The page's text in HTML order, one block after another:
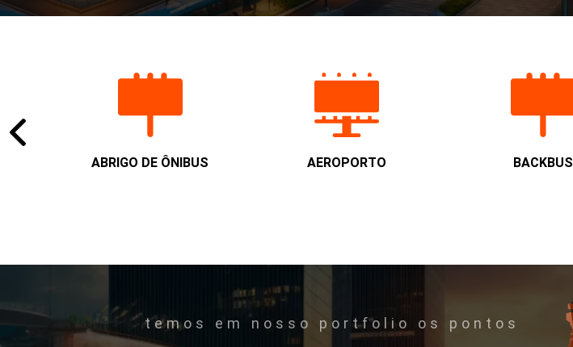
ABRIGO DE ÔNIBUS AEROPORTO BACKBUS
temos em nosso portfolio os pontos